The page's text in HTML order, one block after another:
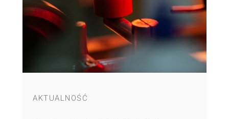
AKTUALNOŚĆ